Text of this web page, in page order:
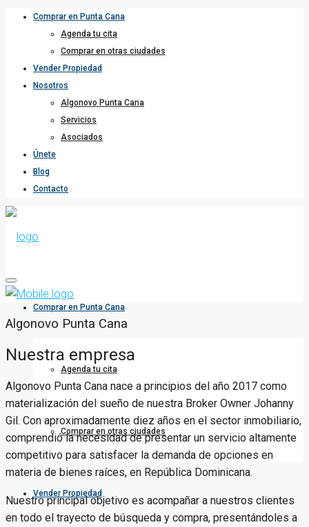
Comprar en Punta Cana
Agenda tu cita
Comprar en otras ciudades
Vender Propiedad
Nosotros
Algonovo Punta Cana
Servicios
Asociados
Únete
Blog
Contacto
Comprar en Punta Cana
Agenda tu cita
Comprar en otras ciudades
Vender Propiedad
Algonovo Punta Cana
Nuestra empresa
Algonovo Punta Cana nace a principios del año 2017 como
materialización del sueño de nuestra Broker Owner Johanny
Gil. Con aproximadamente diez años en el sector inmobiliario,
comprendió la necesidad de presentar un servicio altamente
competitivo para satisfacer la demanda de opciones en
materia de bienes raíces, en República Dominicana.
Nuestro principal objetivo es acompañar a nuestros clientes
en todo el trayecto de búsqueda y compra, presentándoles a